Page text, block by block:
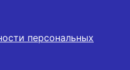
персональных